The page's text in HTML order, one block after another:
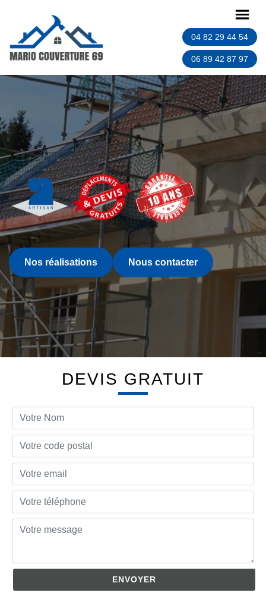
04 82 29 44 54
06 89 42 87 97
Nos réalisations Nous contacter
DEVIS GRATUIT